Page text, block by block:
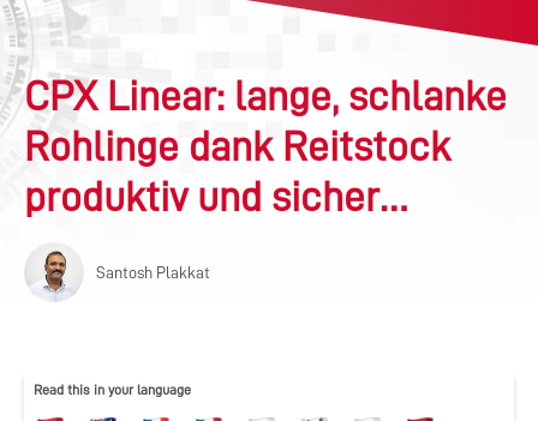
CPX Linear: lange, schlanke
Rohlinge dank Reitstock
produktiv und sicher
schleifen
Santosh Plakkat
Read this in your language